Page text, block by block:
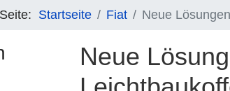
Startseite Fiat Neue
Neue